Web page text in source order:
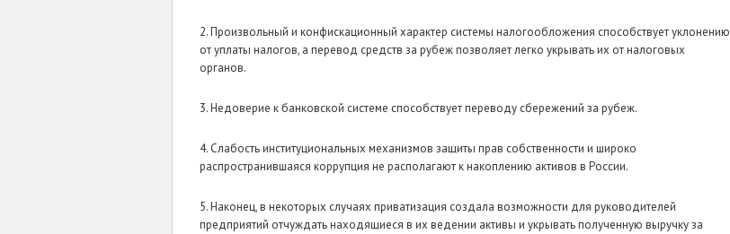
2. Произвольный и конфискационный характер системы налогообложения способствует уклонению
от уплаты налогов, а перевод средств за рубеж позволяет легко укрывать их от налоговых
органов.
3. Недоверие к банковской системе способствует переводу сбережений за рубеж.
4. Слабость институциональных механизмов защиты прав собственности и широко
распространившаяся коррупция не располагают к накоплению активов в России.
5. Наконец, в некоторых случаях приватизация создала возможности для руководителей
предприятий отчуждать находящиеся в их ведении активы и укрывать полученную выручку за